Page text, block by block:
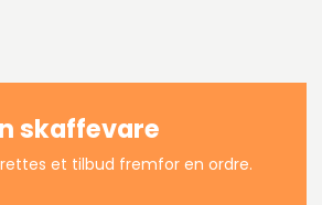
skaffevare
et tilbud fremfor en ordre.